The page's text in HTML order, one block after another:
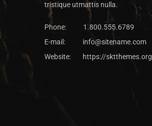
tristique utmattis nulla.
Phone:
1.800.555.6789
E-mail:
info@sitename.com
Website:
https://sktthemes.org